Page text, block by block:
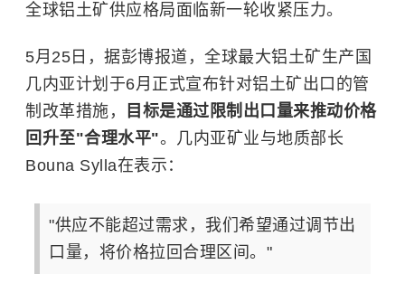
全球铝土矿供应格局面临新一轮收紧压力。
5月25日，据彭博报道，全球最大铝土矿生产国
几内亚计划于6月正式宣布针对铝土矿出口的管
制改革措施，
目标是通过限制出口量来推动价格
回升至"合理水平"。几内亚矿业与地质部长
Bouna Sylla在表示：
"供应不能超过需求，我们希望通过调节出
口量，将价格拉回合理区间。"